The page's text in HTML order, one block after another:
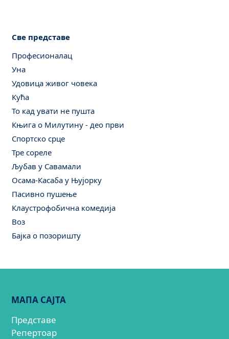
Све представе
Професионалац
Уна
Удовица живог човека
Кућа
То кад увати не пушта
Књига о Милутину - део први
Спортско срце
Тре сореле
Љубав у Савамали
Осама-Касаба у Њујорку
Пасивно пушење
Клаустрофобична комедија
Воз
Бајка о позоришту
МАПА САЈТА
Представе
Репертоар